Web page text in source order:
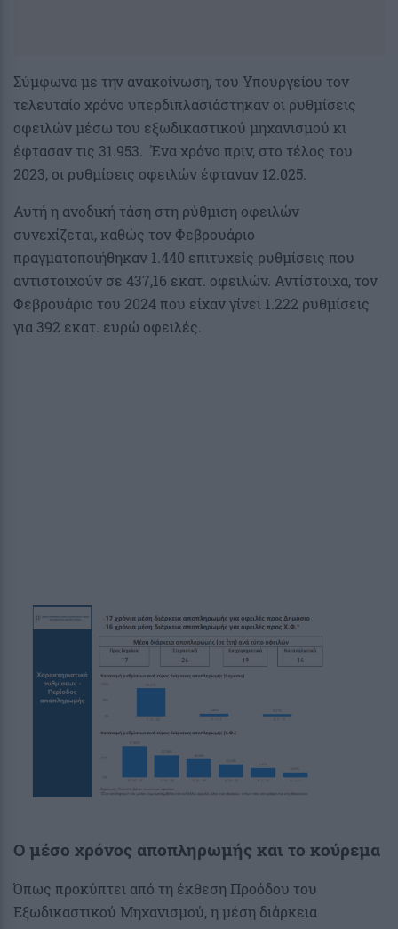
Σύμφωνα με την ανακοίνωση, του Υπουργείου τον
τελευταίο χρόνο υπερδιπλασιάστηκαν οι ρυθμίσεις
οφειλών μέσω του εξωδικαστικού μηχανισμού κι
έφτασαν τις 31.953. Ένα χρόνο πριν, στο τέλος του
2023, οι ρυθμίσεις οφειλών έφταναν 12.025.
Αυτή η ανοδική τάση στη ρύθμιση οφειλών
συνεχίζεται, καθώς τον Φεβρουάριο
πραγματοποιήθηκαν 1.440 επιτυχείς ρυθμίσεις που
αντιστοιχούν σε 437,16 εκατ. οφειλών. Αντίστοιχα, τον
Φεβρουάριο του 2024 που είχαν γίνει 1.222 ρυθμίσεις
για 392 εκατ. ευρώ οφειλές.
Ο μέσο χρόνος αποπληρωμής και το κούρεμα
Όπως προκύπτει από τη έκθεση Προόδου του
Εξωδικαστικού Μηχανισμού, η μέση διάρκεια